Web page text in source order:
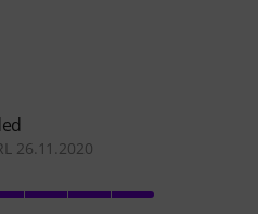
26.11.2020